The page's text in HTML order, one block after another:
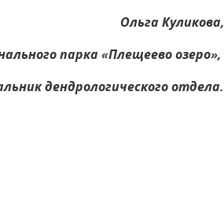
Ольга Куликова,
парка «Плещеево озеро»,
дендрологического отдела.